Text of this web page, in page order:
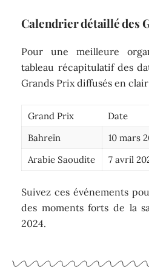
Calendrier détaillé des
Pour une meilleure
tableau récapitulatif des
Grands Prix diffusés en
Grand Prix Date
Bahreïn
10 mars
Arabie Saoudite
7 avril
Suivez ces événements
des moments forts de la
2024.